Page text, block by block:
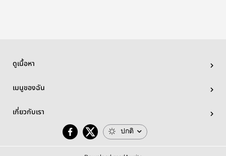
ดูเนื้อหา
เมนูของฉัน
เกี่ยวกับเรา
ปกติ